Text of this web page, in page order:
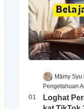
Māmy Syu
Pengetahuan
Loghat